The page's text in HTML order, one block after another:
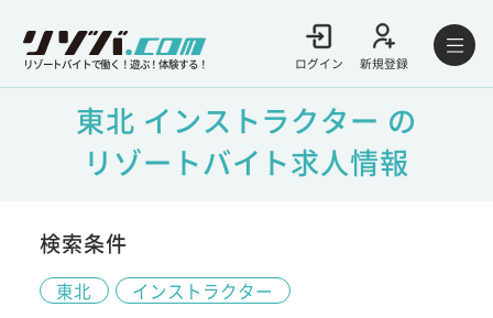
リゾートバイトで働く！遊ぶ！体験する！ ログイン 新規登録
東北 インストラクター の
リゾートバイト求人情報
検索条件
東北 インストラクター